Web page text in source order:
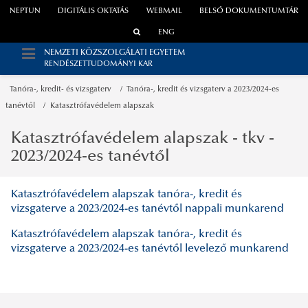
WEBMAIL
NEPTUN DIGITÁLIS OKTATÁS BELSŐ DOKUMENTUMTÁR
ENG
NEMZETI KÖZSZOLGÁLATI EGYETEM
RENDÉSZETTUDOMÁNYI KAR
Tanóra-, kredit- és vizsgaterv Tanóra-, kredit és vizsgaterv a 2023/2024-es
tanévtől Katasztrófavédelem alapszak
Katasztrófavédelem alapszak - tkv -
2023/2024-es tanévtől
Katasztrófavédelem alapszak tanóra-, kredit és
vizsgaterve a 2023/2024-es tanévtől nappali munkarend
Katasztrófavédelem alapszak tanóra-, kredit és
vizsgaterve a 2023/2024-es tanévtől levelező munkarend